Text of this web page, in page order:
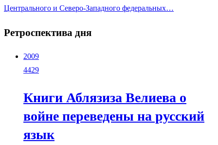
Центрального и Северо-Западного федеральных…
Ретроспектива дня
2009
4429
Книги Аблязиза Велиева о
войне переведены на русский
язык